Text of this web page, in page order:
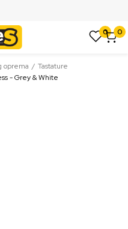
0 0
oprema
Tastature
- Grey & White